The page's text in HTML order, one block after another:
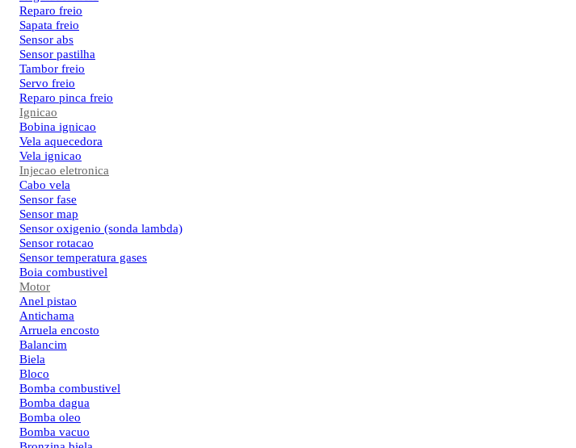
Reparo freio
Sapata freio
Sensor abs
Sensor pastilha
Tambor freio
Servo freio
Reparo pinca freio
Ignicao
Bobina ignicao
Vela aquecedora
Vela ignicao
Injecao eletronica
Cabo vela
Sensor fase
Sensor map
Sensor oxigenio (sonda lambda)
Sensor rotacao
Sensor temperatura gases
Boia combustivel
Motor
Anel pistao
Antichama
Arruela encosto
Balancim
Biela
Bloco
Bomba combustivel
Bomba dagua
Bomba oleo
Bomba vacuo